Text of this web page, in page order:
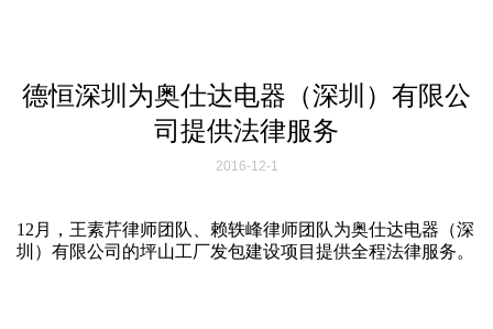
德恒深圳为奥仕达电器（深圳）有限公
司提供法律服务
2016-12-1
12 月，王素芹律师团队、赖轶峰律师团队为奥仕达电器（深
圳）有限公司的坪山工厂发包建设项目提供全程法律服务。